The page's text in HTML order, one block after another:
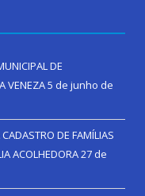
DE
VENEZA5 de junho de
DE FAMÍLIAS
ACOLHEDORA27 de